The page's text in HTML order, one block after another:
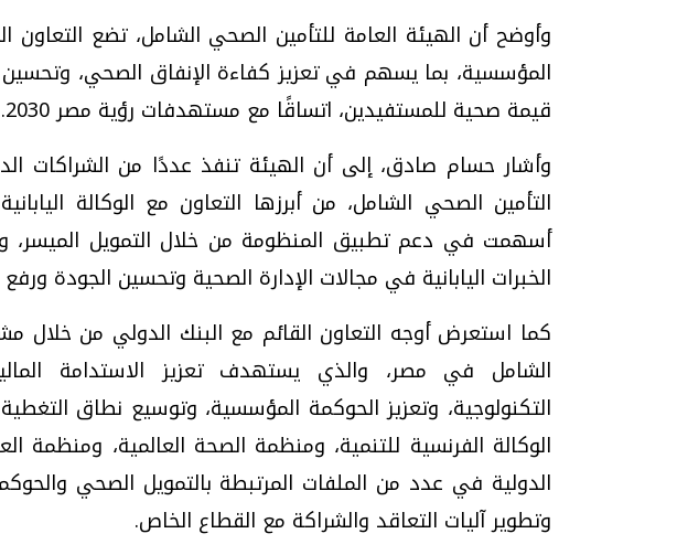
وأوضح أن الهيئة العامة للتأمين الصحي الشامل، تضع
المؤسسية، بما يسهم في تعزيز كفاءة الإنفاق الصحي،
قيمة صحية للمستفيدين، اتساقًا مع مستهدفات رؤية مصر 2030.
وأشار حسام صادق، إلى أن الهيئة تنفذ عددًا من الشراكات
أسهمت في دعم تطبيق المنظومة من خلال التمويل الميسر،
الخبرات اليابانية في مجالات الإدارة الصحية وتحسين الجودة
كما استعرض أوجه التعاون القائم مع البنك الدولي من خلال
الشامل في مصر، والذي يستهدف تعزيز الاستدامة
التكنولوجية، وتعزيز الحوكمة المؤسسية، وتوسيع نطاق
الوكالة الفرنسية للتنمية، ومنظمة الصحة العالمية، ومنظمة
الدولية في عدد من الملفات المرتبطة بالتمويل الصحي
وتطوير آليات التعاقد والشراكة مع القطاع الخاص.